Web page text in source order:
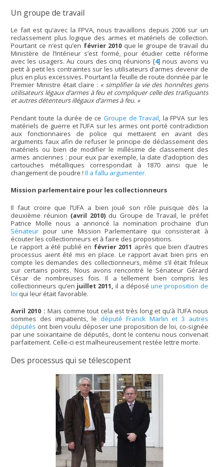
Un groupe de travail
Le fait est qu’avec la FPVA, nous travaillons depuis 2006 sur un
reclassement plus logique des armes et matériels de collection.
Pourtant ce n’est qu’en février 2010 que le groupe de travail du
Ministère de l’Intérieur s’est formé, pour étudier cette réforme
avec les usagers. Au cours des cinq réunions [4] nous avons vu
petit à petit les contraintes sur les utilisateurs d’armes devenir de
plus en plus excessives. Pourtant la feuille de route donnée par le
Premier Ministre était claire : « simplifier la vie des honnêtes gens
utilisateurs légaux d’armes à feu et compliquer celle des trafiquants
et autres détenteurs illégaux d’armes à feu. »
Pendant toute la durée de ce Groupe de Travail, la FPVA sur les
matériels de guerre et l’UFA sur les armes ont porté contradiction
aux fonctionnaires de police qui mettaient en avant des
arguments faux afin de refuser le principe de déclassement des
matériels ou bien de modifier le millésime de classement des
armes anciennes : pour eux par exemple, la date d’adoption des
cartouches métalliques correspondait à 1870 ainsi que le
changement de poudre !Il a fallu argumenter.
Mission parlementaire pour les collectionneurs
Il faut croire que l’UFA a bien joué son rôle puisque dès la
deuxième réunion (avril 2010) du Groupe de Travail, le préfet
Patrice Molle nous a annoncé la nomination prochaine d’un
Sénateur pour une Mission Parlementaire qui consisterait à
écouter les collectionneurs et à faire des propositions.
Le rapport a été publié en février 2011 après que bien d’autres
processus aient été mis en place. Le rapport avait bien pris en
compte les demandes des collectionneurs, même s’il était frileux
sur certains points. Nous avons rencontré le Sénateur Gérard
César de nombreuses fois. Il a tellement bien compris les
collectionneurs qu’en juillet 2011, il a déposéune proposition de
loi qui leur était favorable.
Avril 2010 : Mais comme tout cela est très long et qu’à l’UFA nous
sommes des impatients, ledéputé Franck Marlin et 3 autres
députés ont bien voulu déposer une proposition de loi, co-signée
par une soixantaine de députés, dont le contenu nous convenait
parfaitement. Celle-ci est malheureusement restée lettre morte.
Des processus qui se télescopent